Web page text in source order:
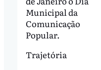
Municipal da
Comunicação
Popular.
Trajetória